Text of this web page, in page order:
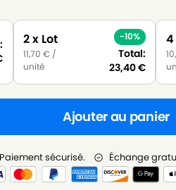
2 x Lot
11,70€ /
unité
-10%
Total:
23,40€
4
Ajouter au panier
Paiement sécurisé. Échange